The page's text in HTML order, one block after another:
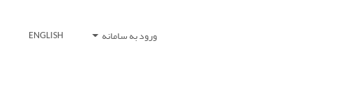
ورود به سامانه ENGLISH